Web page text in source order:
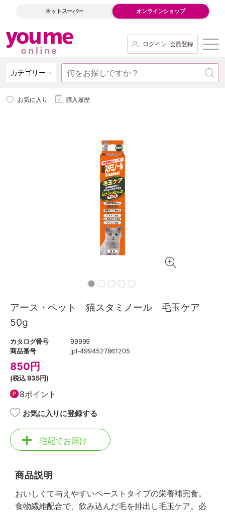
ネットスーパー オンラインショップ
ログイン･会員登録
カテゴリー
お気に入り 購入履歴
アース・ペット 猫スタミノール 毛玉ケア
50g
カタログ番号
99999
商品番号
jpl-4994527861205
850 円
(税込935円)
8ポイント
お気に入りに登録する
宅配でお届け
商品説明
おいしくて与えやすいペーストタイプの栄養補完食。
食物繊維配合で、飲み込んだ毛を排出し毛玉ケア。必